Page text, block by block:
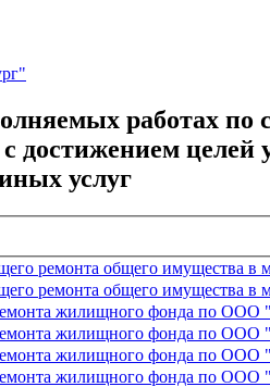
работах по
с достижением
услуг
ремонта общего имущества
ремонта общего имущества
жилищного фонда по ООО
жилищного фонда по ООО
жилищного фонда по ООО
жилищного фонда по ООО